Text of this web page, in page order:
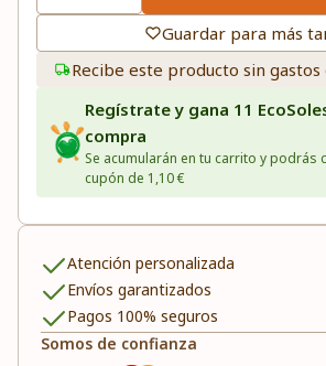
Guardar para más
Recibe este producto sin gastos
Regístrate y gana 11
compra
Se acumularán en tu carrito y podrás
cupón de 1,10 €
Atención personalizada
Envíos garantizados
Pagos 100% seguros
Somos de confianza